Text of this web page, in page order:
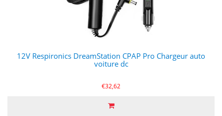
12V Respironics DreamStation CPAP Pro Chargeur auto
voiture dc
€32,62